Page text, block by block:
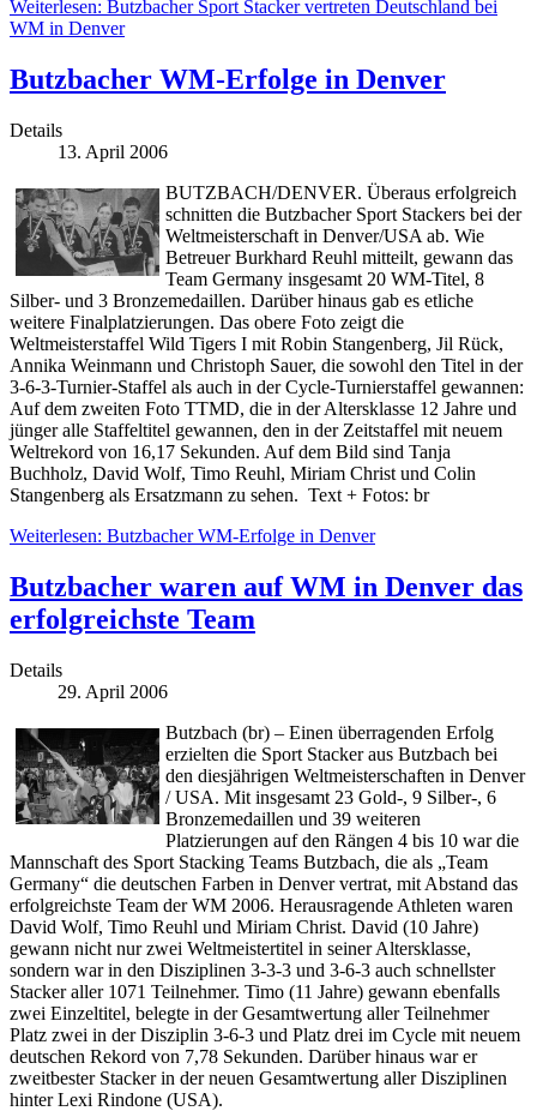
Weiterlesen: Butzbacher Sport Stacker vertreten Deutschland bei
WM in Denver
Butzbacher WM-Erfolge in Denver
Details
13. April 2006
BUTZBACH/DENVER. Überaus erfolgreich
schnitten die Butzbacher Sport Stackers bei der
Weltmeisterschaft in Denver/USA ab. Wie
Betreuer Burkhard Reuhl mitteilt, gewann das
Team Germany insgesamt 20 WM-Titel, 8
Silber- und 3 Bronzemedaillen. Darüber hinaus gab es etliche
weitere Finalplatzierungen. Das obere Foto zeigt die
Weltmeisterstaffel Wild Tigers I mit Robin Stangenberg, Jil Rück,
Annika Weinmann und Christoph Sauer, die sowohl den Titel in der
3-6-3-Turnier-Staffel als auch in der Cycle-Turnierstaffel gewannen:
Auf dem zweiten Foto TTMD, die in der Altersklasse 12 Jahre und
jünger alle Staffeltitel gewannen, den in der Zeitstaffel mit neuem
Weltrekord von 16,17 Sekunden. Auf dem Bild sind Tanja
Buchholz, David Wolf, Timo Reuhl, Miriam Christ und Colin
Stangenberg als Ersatzmann zu sehen. Text + Fotos: br
Weiterlesen: Butzbacher WM-Erfolge in Denver
Butzbacher waren auf WM in Denver das
erfolgreichste Team
Details
29. April 2006
Butzbach (br) – Einen überragenden Erfolg
erzielten die Sport Stacker aus Butzbach bei
den diesjährigen Weltmeisterschaften in Denver
/ USA. Mit insgesamt 23 Gold-, 9 Silber-, 6
Bronzemedaillen und 39 weiteren
Platzierungen auf den Rängen 4 bis 10 war die
Mannschaft des Sport Stacking Teams Butzbach, die als „Team
Germany“ die deutschen Farben in Denver vertrat, mit Abstand das
erfolgreichste Team der WM 2006. Herausragende Athleten waren
David Wolf, Timo Reuhl und Miriam Christ. David (10 Jahre)
gewann nicht nur zwei Weltmeistertitel in seiner Altersklasse,
sondern war in den Disziplinen 3-3-3 und 3-6-3 auch schnellster
Stacker aller 1071 Teilnehmer. Timo (11 Jahre) gewann ebenfalls
zwei Einzeltitel, belegte in der Gesamtwertung aller Teilnehmer
Platz zwei in der Disziplin 3-6-3 und Platz drei im Cycle mit neuem
deutschen Rekord von 7,78 Sekunden. Darüber hinaus war er
zweitbester Stacker in der neuen Gesamtwertung aller Disziplinen
hinter Lexi Rindone (USA).